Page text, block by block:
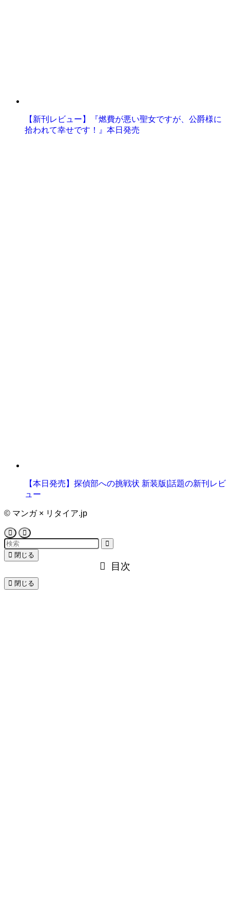
【新刊レビュー】『燃費が悪い聖女ですが、公爵様に
拾われて幸せです！』本日発売
【本日発売】探偵部への挑戦状 新装版|話題の新刊レビ
ュー
© マンガ × リタイア.jp
閉じる
目次
閉じる